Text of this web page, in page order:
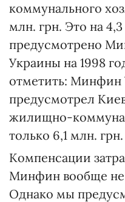
коммунального
млн. грн. Это на
предусмотрено
Украины на 1998
отметить: Минфин
предусмотрел
жилищно-
только 6,1 млн. грн.
Компенсации
Минфин вообще не
Однако мы